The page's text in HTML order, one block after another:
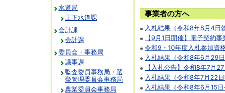
事業者の方へ
入札結果（令和8年8月4日
【9月1日開催】電子契約
令和9・10年度入札参加資
入札結果（令和8年6月29
【入札公告】令和8年7月
入札結果（令和8年7月22日
入札結果（令和8年6月15
水道局
上下水道課
会計課
会計課
委員会・事務局
議事課
監査委員事務局・選
挙管理委員会事務局
農業委員会事務局